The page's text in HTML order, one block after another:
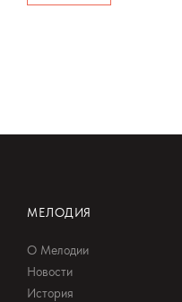
МЕЛОДИЯ
О Мелодии
Новости
История